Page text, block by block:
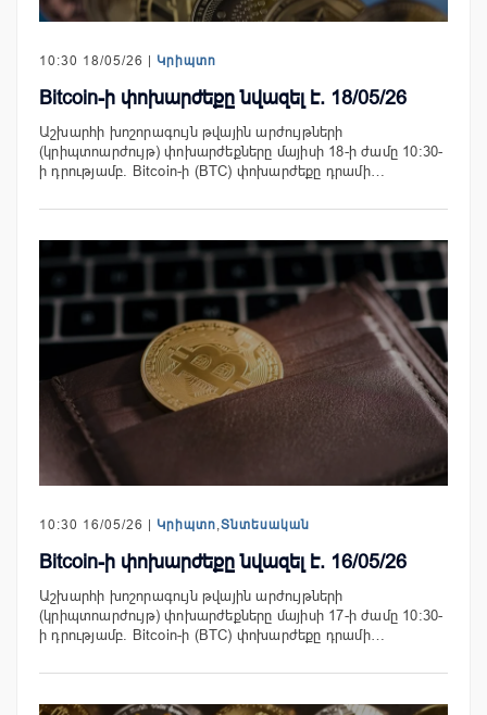
10:30 18/05/26 | Կրիպտո
Bitcoin-ի փոխարժեքը նվազել է. 18/05/26
Աշխարհի խոշորագույն թվային արժույթների
(կրիպտոարժույթ) փոխարժեքները մայիսի 18-ի ժամը 10:30-
ի դրությամբ. Bitcoin-ի (BTC) փոխարժեքը դրամի…
10:30 16/05/26 | Կրիպտո,Տնտեսական
Bitcoin-ի փոխարժեքը նվազել է. 16/05/26
Աշխարհի խոշորագույն թվային արժույթների
(կրիպտոարժույթ) փոխարժեքները մայիսի 17-ի ժամը 10:30-
ի դրությամբ. Bitcoin-ի (BTC) փոխարժեքը դրամի…